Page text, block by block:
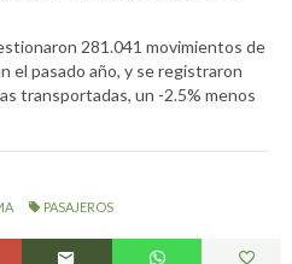
281.041 movimientos de
el pasado año, y se registraron
transportadas, un -2.5% menos
PASAJEROS